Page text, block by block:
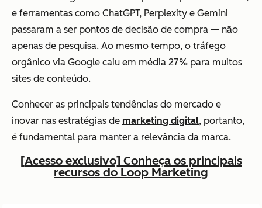
e ferramentas como ChatGPT, Perplexity e Gemini
passaram a ser pontos de decisão de compra — não
apenas de pesquisa. Ao mesmo tempo, o tráfego
orgânico via Google caiu em média 27% para muitos
sites de conteúdo.
Conhecer as principais tendências do mercado e
inovar nas estratégias de marketing digital, portanto,
é fundamental para manter a relevância da marca.
[Acesso exclusivo] Conheça os principais
recursos do Loop Marketing